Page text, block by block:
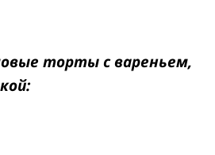
торты с вареньем,